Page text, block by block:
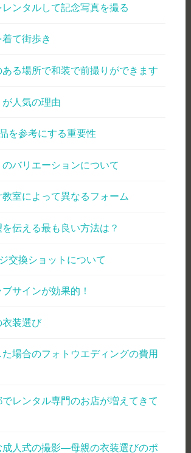
ンタルして記念写真を撮る
て街歩き
る場所で和装で前撮りができます
人気の理由
を参考にする重要性
バリエーションについて
室によって異なるフォーム
伝える最も良い方法は？
交換ショットについて
サインが効果的！
装選び
場合のフォトウエディングの費用
レンタル専門のお店が増えてきて
成人式の撮影―母親の衣装選びのポ